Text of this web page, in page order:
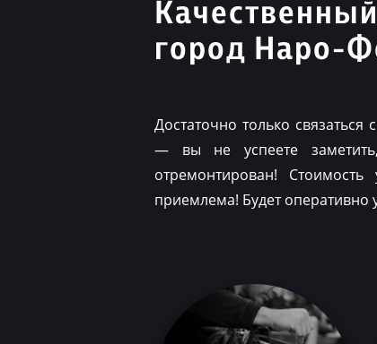
город Наро-
Достаточно только
— вы не успеете
отремонтирован!
приемлема! Будет оперативно